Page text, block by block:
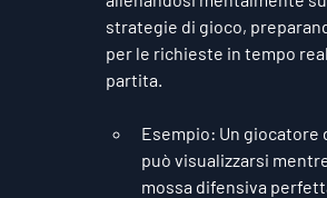
strategie di gioco,
per le richieste in tempo
partita.
Esempio: Un giocatore
può visualizzarsi
mossa difensiva